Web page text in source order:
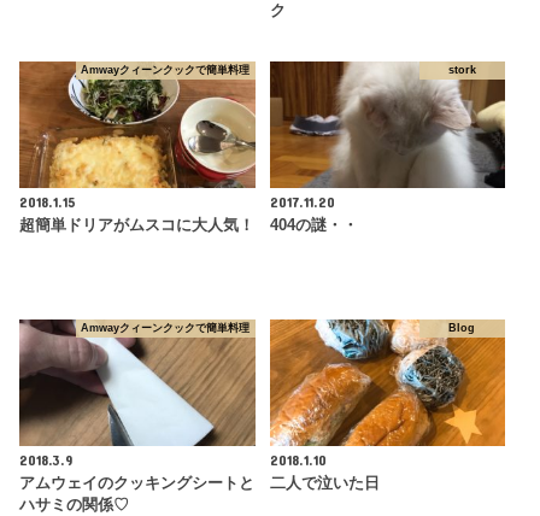
ク
Amwayクィーンクックで簡単料理
2018.1.15
超簡単ドリアがムスコに大人気！
stork
2017.11.20
404の謎・・
Amwayクィーンクックで簡単料理
2018.3.9
アムウェイのクッキングシートと
ハサミの関係♡
Blog
2018.1.10
二人で泣いた日